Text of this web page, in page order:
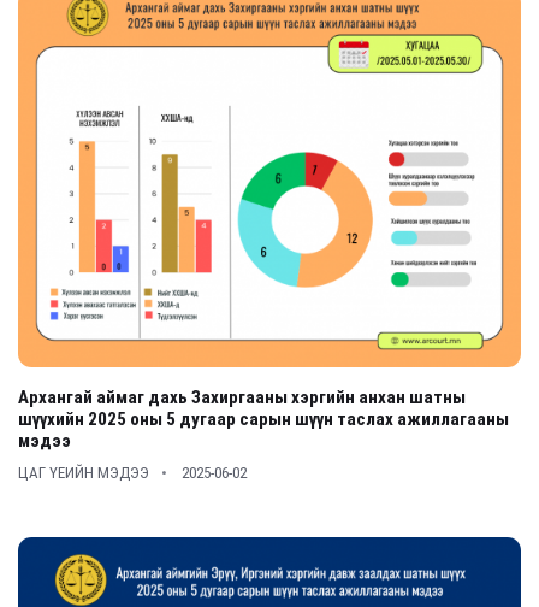
Архангай аймаг дахь Захиргааны хэргийн анхан шатны
шүүхийн 2025 оны 5 дугаар сарын шүүн таслах ажиллагааны
мэдээ
ЦАГ ҮЕИЙН МЭДЭЭ 2025-06-02